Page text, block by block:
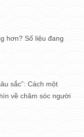
hơn? Số liệu đang
sắc”: Cách một
về chăm sóc người